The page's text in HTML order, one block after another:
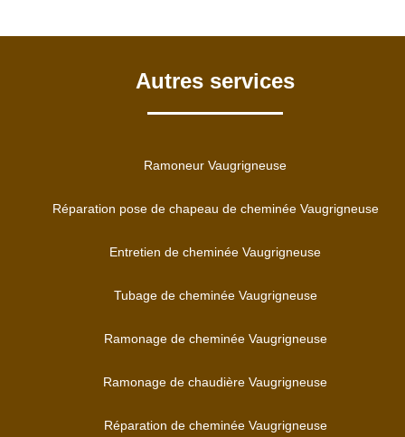
Autres services
Ramoneur Vaugrigneuse
Réparation pose de chapeau de cheminée Vaugrigneuse
Entretien de cheminée Vaugrigneuse
Tubage de cheminée Vaugrigneuse
Ramonage de cheminée Vaugrigneuse
Ramonage de chaudière Vaugrigneuse
Réparation de cheminée Vaugrigneuse